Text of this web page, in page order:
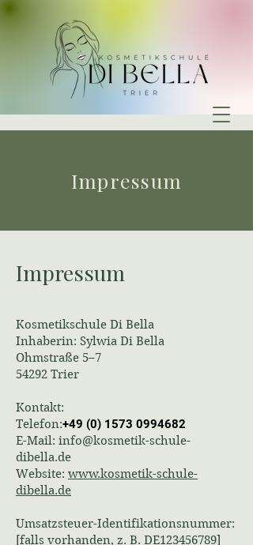
Impressum
Impressum
Kosmetikschule Di Bella
Inhaberin: Sylwia Di Bella
Ohmstraße 5–7
54292 Trier
Kontakt:
Telefon:+49 (0) 1573 0994682
E-Mail: info@kosmetik-schule-
dibella.de
Website: www.kosmetik-schule-
dibella.de
Umsatzsteuer-Identifikationsnummer:
[falls vorhanden, z. B. DE123456789]